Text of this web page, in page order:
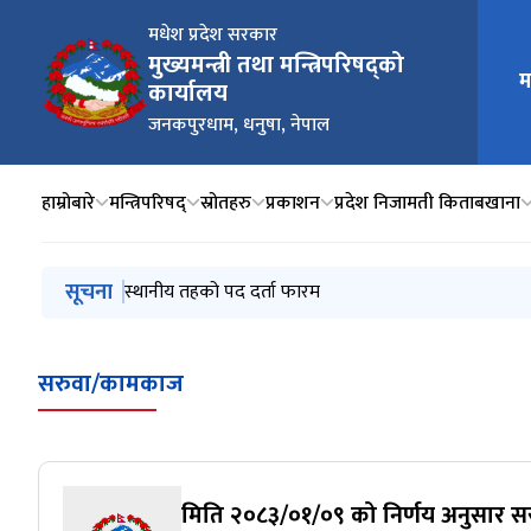
मधेश प्रदेश सरकार
मुख्यमन्त्री तथा मन्त्रिपरिषद्को
कार्यालय
जनकपुरधाम, धनुषा, नेपाल
मुख्य
हाम्रोबारे मन्त्रिपरिषद् स्रोतहरु प्रकाशन प्रदेश निजामती किताबखाना
मुख्य नेभिगेसनमा जानुहोस्
सूचना आशयको सूचना
स्थानीय तहको पद दर्ता फारम
स्थानीय तहको पद दर्ता सम्वन्धमा
कार्यसम्दान मूल्याङ्कन सम्वन्धमा (श्री जि.स.स. र श्री स्थानीय
नवप्रवर्तन साझेदारी कोष (IPF) अन्तर्गत छनौट भएका
सरुवा/कामकाज
मिति २०८३/०१/०९ को निर्णय अनुसार